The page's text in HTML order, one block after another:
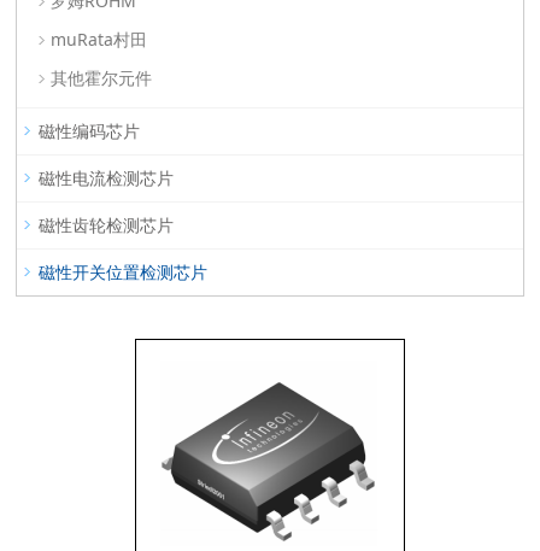
muRata村田
其他霍尔元件
磁性编码芯片
磁性电流检测芯片
磁性齿轮检测芯片
磁性开关位置检测芯片